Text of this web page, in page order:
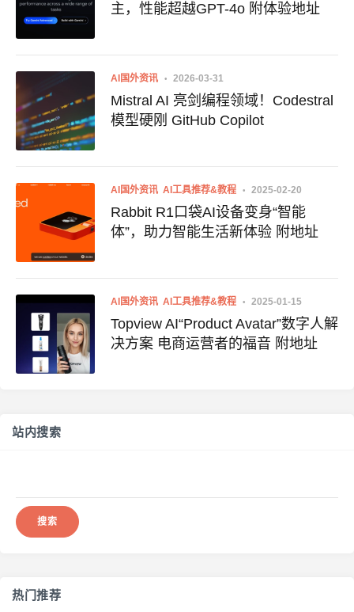
主，性能超越GPT-4o 附体验地址
AI国外资讯 2026-03-31
Mistral AI 亮剑编程领域！Codestral
模型硬刚 GitHub Copilot
AI国外资讯 AI工具推荐&教程 2025-02-20
Rabbit R1口袋AI设备变身“智能
体”，助力智能生活新体验 附地址
AI国外资讯 AI工具推荐&教程 2025-01-15
Topview AI“Product Avatar”数字人解
决方案 电商运营者的福音 附地址
站内搜索
热门推荐